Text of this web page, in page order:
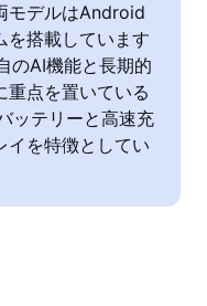
モデルはAndroid
を搭載しています
のAI機能と長期的
重点を置いている
ッテリーと高速充
イを特徴としてい